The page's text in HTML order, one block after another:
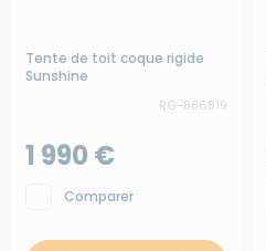
Tente de toit coque rigide
Sunshine
RG-886819
1 990 €
Comparer